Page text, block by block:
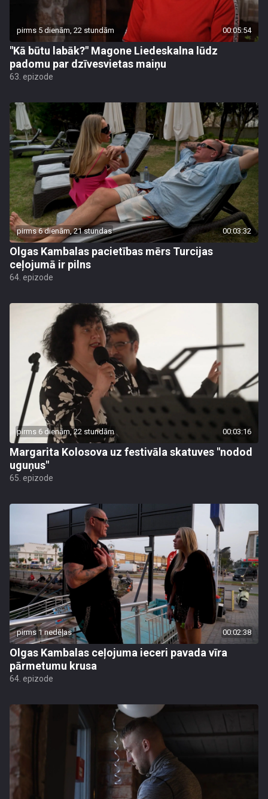
pirms 5 dienām, 22 stundām 00:05:54
"Kā būtu labāk?" Magone Liedeskalna lūdz
padomu par dzīvesvietas maiņu
63. epizode
pirms 6 dienām, 21 stundas 00:03:32
Olgas Kambalas pacietības mērs Turcijas
ceļojumā ir pilns
64. epizode
pirms 6 dienām, 22 stundām 00:03:16
Margarita Kolosova uz festivāla skatuves "nodod
uguņus"
65. epizode
pirms 1 nedēļas 00:02:38
Olgas Kambalas ceļojuma ieceri pavada vīra
pārmetumu krusa
64. epizode